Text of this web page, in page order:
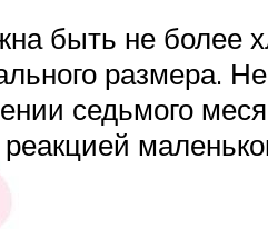
быть не более
седьмого